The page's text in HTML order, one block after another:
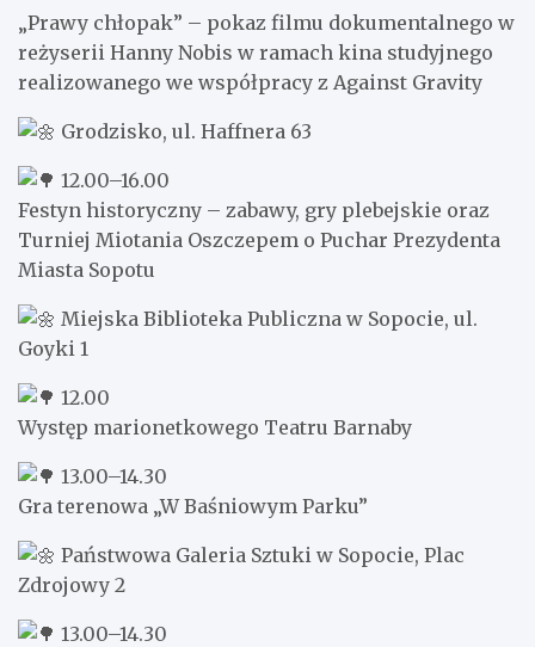
„Prawy chłopak” – pokaz filmu dokumentalnego w
reżyserii Hanny Nobis w ramach kina studyjnego
realizowanego we współpracy z Against Gravity
Grodzisko, ul. Haffnera 63
12.00–16.00
Festyn historyczny – zabawy, gry plebejskie oraz
Turniej Miotania Oszczepem o Puchar Prezydenta
Miasta Sopotu
Miejska Biblioteka Publiczna w Sopocie, ul.
Goyki 1
12.00
Występ marionetkowego Teatru Barnaby
13.00–14.30
Gra terenowa „W Baśniowym Parku”
Państwowa Galeria Sztuki w Sopocie, Plac
Zdrojowy 2
13.00–14.30